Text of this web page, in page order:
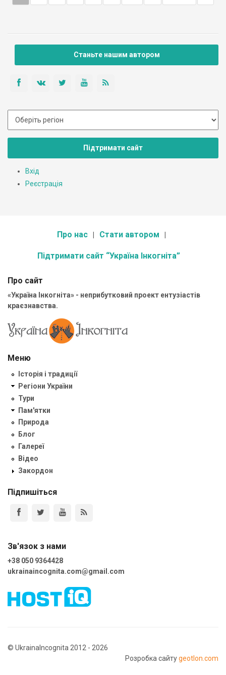
Станьте нашим автором
Підтримати сайт
Вхід
Реєстрація
Про нас Стати автором
Підтримати сайт “Україна Інкогніта”
Про сайт
«Україна Інкогніта» - неприбутковий проект ентузіастів
краєзнавства.
Меню
Історія і традиції
Регіони України
Тури
Пам'ятки
Природа
Блог
Галереї
Відео
Закордон
Підпишіться
Зв'язок з нами
+38 050 9364428
ukrainaincognita.com@gmail.com
© UkrainaIncognita 2012 - 2026
Розробка сайтуgeotlon.com